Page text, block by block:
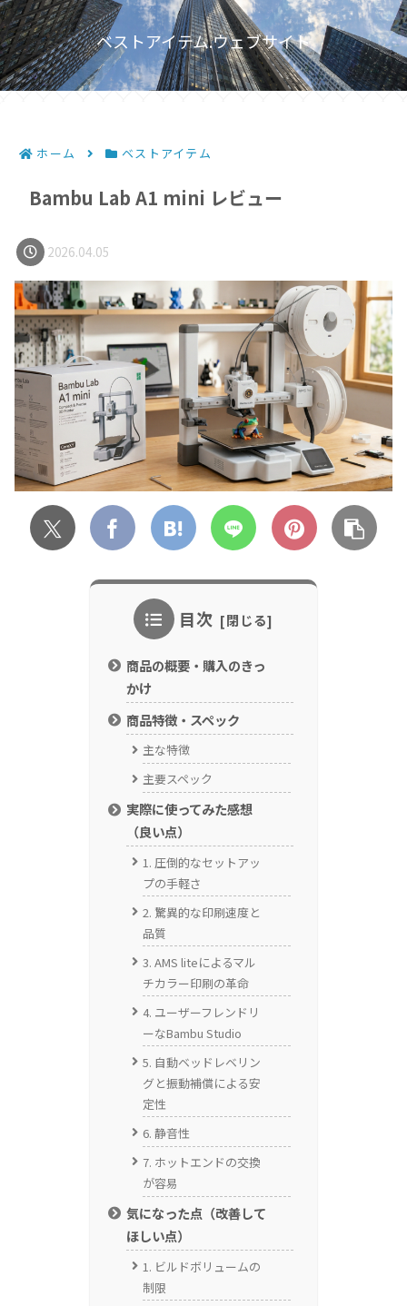
ベストアイテム.ウェブサイト
ホーム ベストアイテム
Bambu Lab A1 mini レビュー
2026.04.05
目次
商品の概要・購入のきっ
かけ
商品特徴・スペック
主な特徴
主要スペック
実際に使ってみた感想
（良い点）
1. 圧倒的なセットアッ
プの手軽さ
2. 驚異的な印刷速度と
品質
3. AMS liteによるマル
チカラー印刷の革命
4. ユーザーフレンドリ
ーなBambu Studio
5. 自動ベッドレベリン
グと振動補償による安
定性
6. 静音性
7. ホットエンドの交換
が容易
気になった点（改善して
ほしい点）
1. ビルドボリュームの
制限